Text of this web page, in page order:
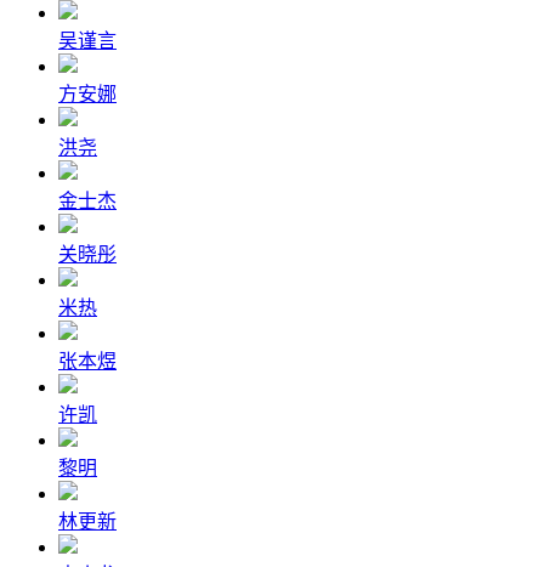
吴谨言
方安娜
洪尧
金士杰
关晓彤
米热
张本煜
许凯
黎明
林更新